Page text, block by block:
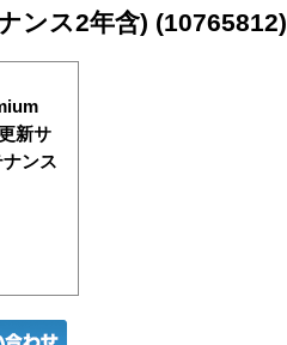
ンス2年含) (10765812)
新サ
ンス